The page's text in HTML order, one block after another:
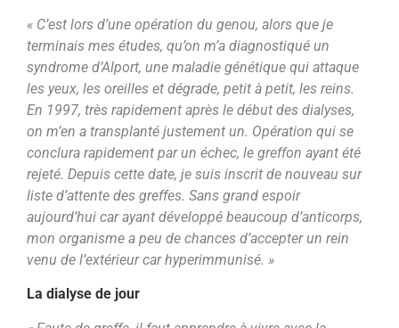
« C’est lors d’une opération du genou, alors que je
terminais mes études, qu’on m’a diagnostiqué un
syndrome d’Alport, une maladie génétique qui attaque
les yeux, les oreilles et dégrade, petit à petit, les reins.
En 1997, très rapidement après le début des dialyses,
on m’en a transplanté justement un. Opération qui se
conclura rapidement par un échec, le greffon ayant été
rejeté. Depuis cette date, je suis inscrit de nouveau sur
liste d’attente des greffes. Sans grand espoir
aujourd’hui car ayant développé beaucoup d’anticorps,
mon organisme a peu de chances d’accepter un rein
venu de l’extérieur car hyperimmunisé. »
La dialyse de jour